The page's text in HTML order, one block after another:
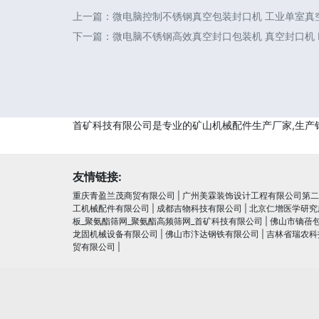
上一篇： 微电脑控制不锈钢真空包装封口机 工业单室真
下一篇： 微电脑不锈钢高效真空封口包装机 真空封口
首矿科技有限公司是专业的矿山机械配件生产厂家,生
友情链接:
重庆青盈兰茂商贸有限公司
广州美霖装饰设计工程有限公司第
工机械配件有限公司
成都吉物科技有限公司
北京仁增医学研
板_聚氨酯筛网_聚氨酯高频筛网_首矿科技有限公司
佛山市镝蓓
龙固机械设备有限公司
佛山市汴达钢铁有限公司
吉林省瑞农
贸有限公司